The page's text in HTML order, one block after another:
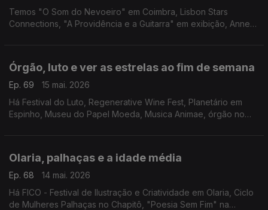
Temos "O Som do Nevoeiro" em Coimbra, Lisbon Stars
Connections, "A Providência e a Guitarra" em exibição, Anne
Órgão, luto e ver as estrelas ao fim de semana
Ep. 69
15 mai. 2026
Há Festival do Luto, Regenerative Wine Fest, Planetário em
Espinho, Museu do Papel Moeda, Musica Animae, órgão no
Olaria, palhaças e a idade média
Ep. 68
14 mai. 2026
Há FICO - Festival de Ilustração e Criatividade em Olaria, Ciclo
de Mulheres Palhaças no Chapitô, "Poesia Sem Fim" na